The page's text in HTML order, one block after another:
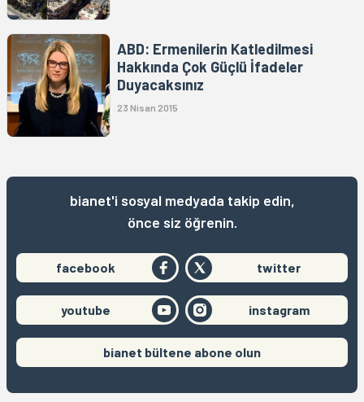
ABD: Ermenilerin Katledilmesi
Hakkında Çok Güçlü İfadeler
Duyacaksınız
23 Nisan 2015
bianet'i sosyal medyada takip edin,
önce siz öğrenin.
facebook twitter
youtube instagram
bianet bültene abone olun